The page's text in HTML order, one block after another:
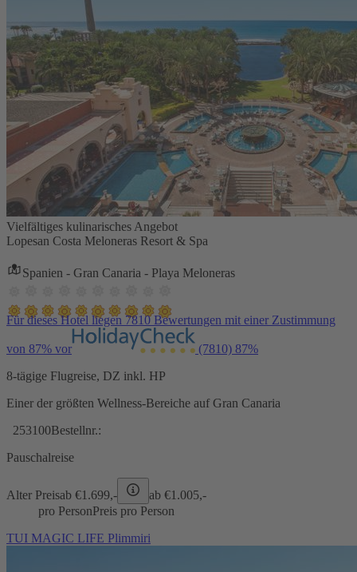
Vielfältiges kulinarisches Angebot
Lopesan Costa Meloneras Resort & Spa
Spanien - Gran Canaria - Playa Meloneras
Für dieses Hotel liegen 7810 Bewertungen mit einer Zustimmung
von 87% vor (7810) 87%
8-tägige Flugreise, DZ inkl. HP
Einer der größten Wellness-Bereiche auf Gran Canaria
253100Bestellnr.:
Pauschalreise
Alter Preisab €1.699,- ab €1.005,-
pro PersonPreis pro Person
TUI MAGIC LIFE Plimmiri